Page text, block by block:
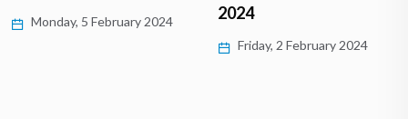
Monday, 5 February 2024
2024
Friday, 2 February 2024